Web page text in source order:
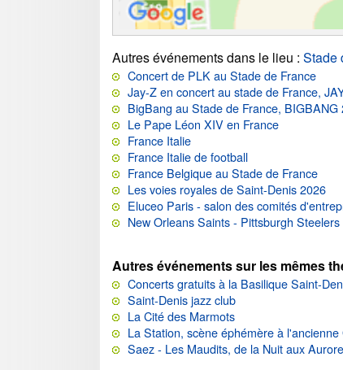
Autres événements dans le lieu : Stade
Concert de PLK au Stade de France
Jay-Z en concert au stade de France,
BigBang au Stade de France, BIGBANG
Le Pape Léon XIV en France
France Italie
France Italie de football
France Belgique au Stade de France
Les voies royales de Saint-Denis 2026
Eluceo Paris - salon des comités
New Orleans Saints - Pittsburgh Steelers
Autres événements sur les mêmes
Concerts gratuits à la Basilique Saint-
Saint-Denis jazz club
La Cité des Marmots
La Station, scène éphémère à
Saez - Les Maudits, de la Nuit aux